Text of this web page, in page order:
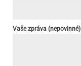
Vaše zpráva (nepovinné)